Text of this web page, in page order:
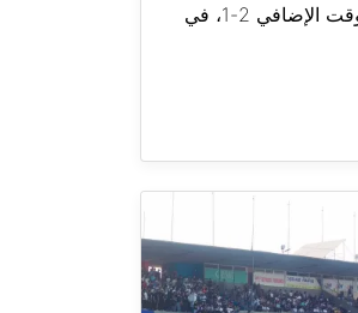
فوزه على العهد في الوقت الإضافي 2-1، في